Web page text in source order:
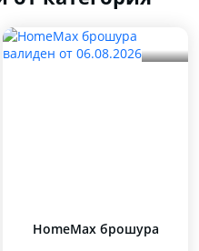
HomeMax брошура